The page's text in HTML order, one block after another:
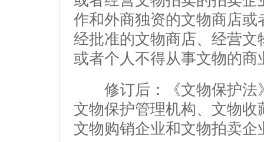
作和外商独资的文物商店
经批准的文物商店、经营
或者个人不得从事文物的商
修订后：《文物保护法
文物保护管理机构、文物
文物购销企业和文物拍卖